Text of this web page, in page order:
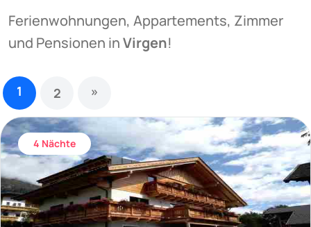
Ferienwohnungen, Appartements, Zimmer
und Pensionen inVirgen!
1 2 »
4 Nächte